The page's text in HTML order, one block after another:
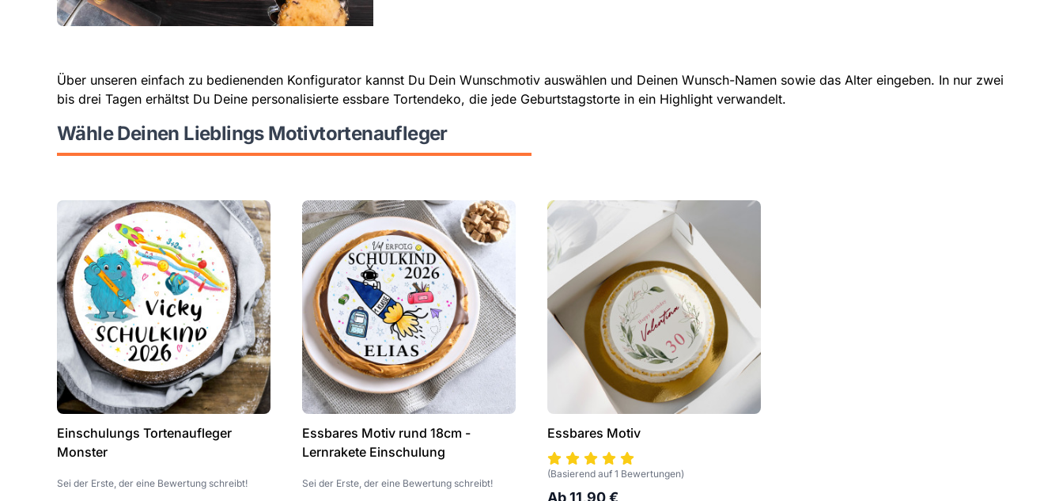
Über unseren einfach zu bedienenden Konfigurator kannst Du Dein Wunschmotiv auswählen und Deinen Wunsch-Namen sowie das Alter eingeben. In nur zwei
bis drei Tagen erhältst Du Deine personalisierte essbare Tortendeko, die jede Geburtstagstorte in ein Highlight verwandelt.
Wähle Deinen Lieblings Motivtortenaufleger
Einschulungs Tortenaufleger
Monster
Sei der Erste, der eine Bewertung schreibt!
Essbares Motiv rund 18cm -
Lernrakete Einschulung
Sei der Erste, der eine Bewertung schreibt!
Essbares Motiv
(Basierend auf 1 Bewertungen)
Ab 11,90 €